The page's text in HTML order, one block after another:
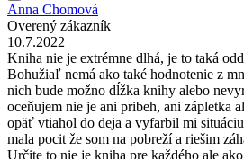
Anna Chomová
Overený zákazník
10.7.2022
Kniha nie je extrémne dlhá, je to taká
Bohužiaľ nemá ako také hodnotenie z
nich bude možno dĺžka knihy alebo
oceňujem nie je ani pribeh, ani zápletka
opäť vtiahol do deja a vyfarbil mi
mala pocit že som na pobreží a riešim
Určite to nie je kniha pre každého ale